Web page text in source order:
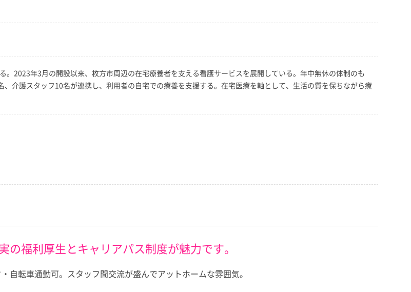
。2023年3月の開設以来、枚方市周辺の在宅療養者を支える看護サービスを展開している。年中無休の体制のも
介護スタッフ10名が連携し、利用者の自宅での療養を支援する。在宅医療を軸として、生活の質を保ちながら療
福利厚生とキャリアパス制度が魅力です。
自転車通勤可。スタッフ間交流が盛んでアットホームな雰囲気。